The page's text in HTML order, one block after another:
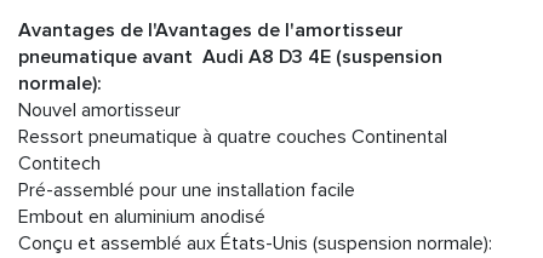
Avantages de l'Avantages de l'amortisseur
pneumatique avant Audi A8 D3 4E (suspension
normale):
Nouvel amortisseur
Ressort pneumatique à quatre couches Continental
Contitech
Pré-assemblé pour une installation facile
Embout en aluminium anodisé
Conçu et assemblé aux États-Unis (suspension normale):